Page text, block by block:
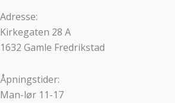
Adresse:
Kirkegaten 28 A
1632 Gamle Fredrikstad
Åpningstider:
Man-lør 11-17